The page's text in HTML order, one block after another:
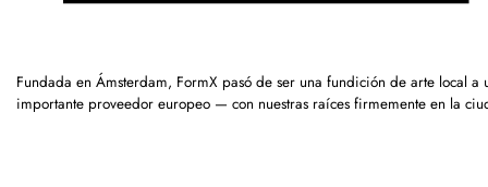
Fundada en Ámsterdam, FormX pasó de ser una fundición de arte local a
importante proveedor europeo — con nuestras raíces firmemente en la